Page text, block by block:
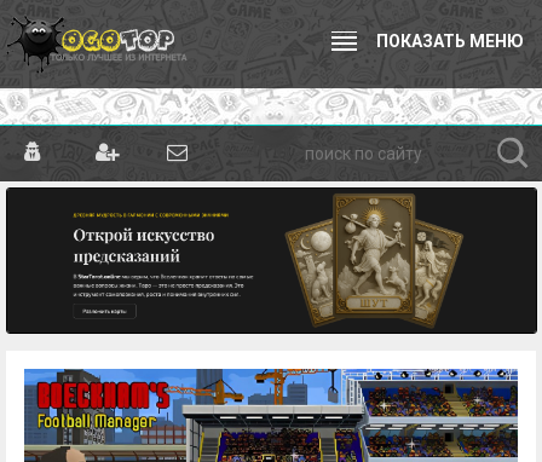
ПОКАЗАТЬ МЕНЮ